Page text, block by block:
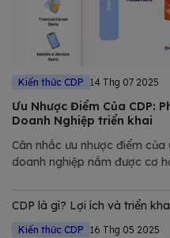
Kiến thức CDP 14 Thg 07 2025
Ưu Nhược Điểm Của CDP:
Doanh Nghiệp triển khai
Cân nhắc ưu nhược điểm
doanh nghiệp nắm được cơ
CDP là gì? Lợi ích và triển
Kiến thức CDP 16 Thg 05 2025